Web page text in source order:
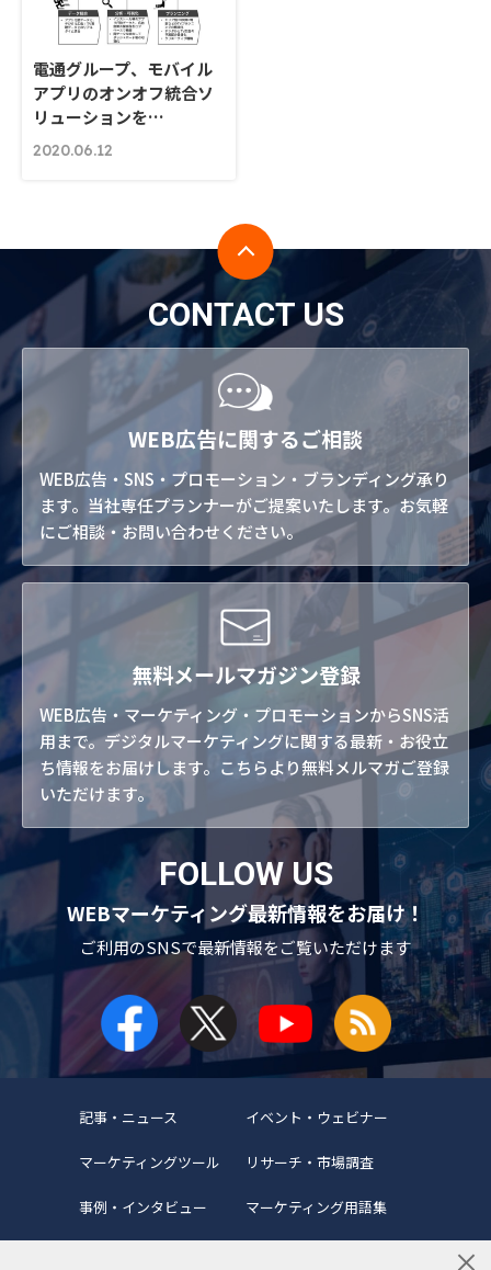
電通グループ、モバイル
アプリのオンオフ統合ソ
リューションを…
2020.06.12
CONTACT US
WEB広告に関するご相談
WEB広告・SNS・プロモーション・ブランディング承り
ます。当社専任プランナーがご提案いたします。お気軽
にご相談・お問い合わせください。
無料メールマガジン登録
WEB広告・マーケティング・プロモーションからSNS活
用まで。デジタルマーケティングに関する最新・お役立
ち情報をお届けします。こちらより無料メルマガご登録
いただけます。
FOLLOW US
WEBマーケティング最新情報をお届け！
ご利用のSNSで最新情報をご覧いただけます
記事・ニュース イベント・ウェビナー
マーケティングツール リサーチ・市場調査
事例・インタビュー マーケティング用語集